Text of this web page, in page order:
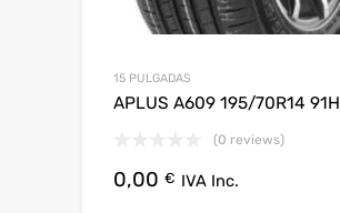
15 PULGADAS
APLUS A609 195/70R14 91H
(0 reviews)
0,00 € IVA Inc.